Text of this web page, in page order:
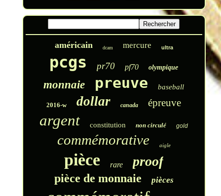
américain dcam mercure ultra
pcgs pr70 pf70 olympique
monnaie preuve baseball
2016-w dollar canada épreuve
argent constitution non circulé gold
commémorative aigle
pièce rare proof
pièce de monnaie pièces